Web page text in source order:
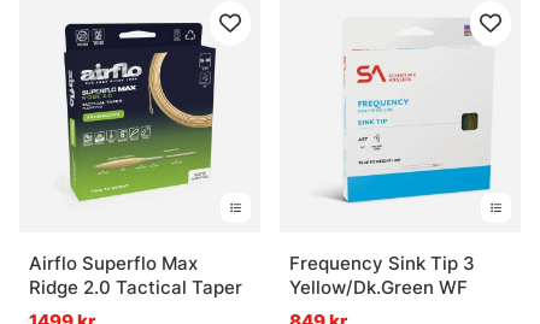
Vilken fiskelina passar bäst på min rulle?
Airflo Superflo Max
Ridge 2.0 Tactical Taper
Frequency Sink Tip 3
Yellow/Dk.Green WF